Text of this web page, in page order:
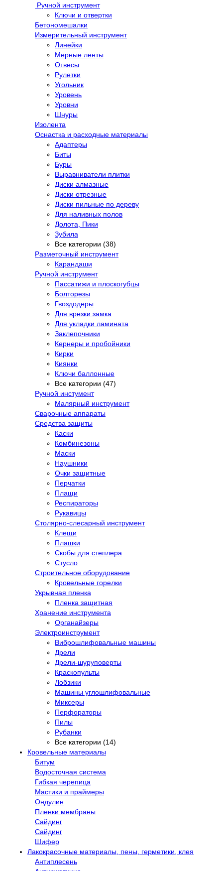
Ручной инструмент
Ключи и отвертки
Бетономешалки
Измерительный инструмент
Линейки
Мерные ленты
Отвесы
Рулетки
Угольник
Уровень
Уровни
Шнуры
Изолента
Оснастка и расходные материалы
Адаптеры
Биты
Буры
Выравниватели плитки
Диски алмазные
Диски отрезные
Диски пильные по дереву
Для наливных полов
Долота, Пики
Зубила
Все категории (38)
Разметочный инструмент
Карандаши
Ручной инструмент
Пассатижи и плоскогубцы
Болторезы
Гвоздодеры
Для врезки замка
Для укладки ламината
Заклепочники
Кернеры и пробойники
Кирки
Киянки
Ключи баллонные
Все категории (47)
Ручной инстумент
Малярный инструмент
Сварочные аппараты
Средства защиты
Каски
Комбинезоны
Маски
Наушники
Очки защитные
Перчатки
Плащи
Респираторы
Рукавицы
Столярно-слесарный инструмент
Клещи
Плашки
Скобы для степлера
Стусло
Строительное оборудование
Кровельные горелки
Укрывная пленка
Пленка защитная
Хранение инструмента
Органайзеры
Электроинструмент
Виброшлифовальные машины
Дрели
Дрели-шуруповерты
Краскопульты
Лобзики
Машины углошлифовальные
Миксеры
Перфораторы
Пилы
Рубанки
Все категории (14)
Кровельные материалы
Битум
Водосточная система
Гибкая черепица
Мастики и праймеры
Ондулин
Пленки мембраны
Сайдинг
Сайдинг
Шифер
Лакокрасочные материалы, пены, герметики, клея
Антиплесень